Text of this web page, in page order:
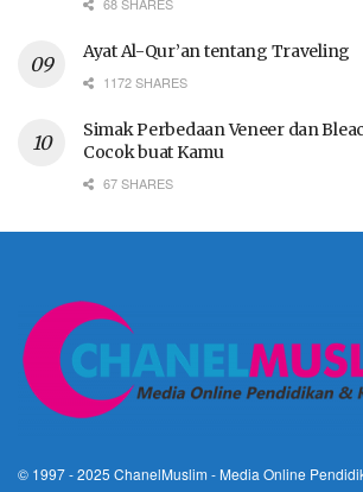
68 SHARES
Ayat Al-Qur’an tentang Traveling
1172 SHARES
Simak Perbedaan Veneer dan
Cocok buat Kamu
67 SHARES
© 1997 - 2025 ChanelMuslim - Media Online